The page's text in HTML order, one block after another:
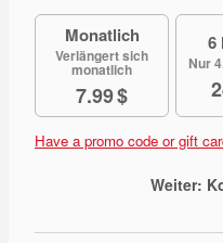
Monatlich
Verlängert sich
monatlich
7.99 $
6
Nur
Have a promo code or gift
Weiter: